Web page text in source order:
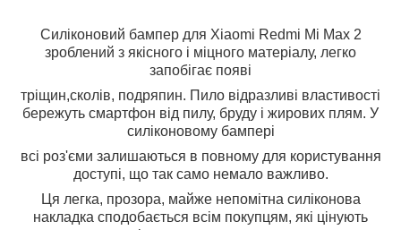
Силіконовий бампер для Xiaomi Redmi Mi Max 2
зроблений з якісного і міцного матеріалу, легко
запобігає появі
тріщин,сколів, подряпин. Пило відразливі властивості
бережуть смартфон від пилу, бруду і жирових плям. У
силіконовому бампері
всі роз'єми залишаються в повному для користування
доступі, що так само немало важливо.
Ця легка, прозора, майже непомітна силіконова
накладка сподобається всім покупцям, які цінують